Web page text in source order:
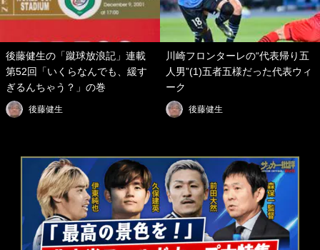
後藤健生の「蹴球放浪記」連載
第52回「いくらなんでも、緩す
ぎるんちゃう？」の巻
後藤健生
川崎フロンターレの“代表帰り五
人男”(1)五者五様だった代表ウィ
ーク
後藤健生